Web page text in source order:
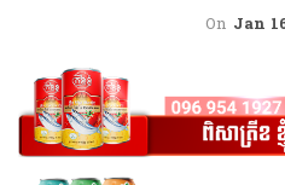
On Jan